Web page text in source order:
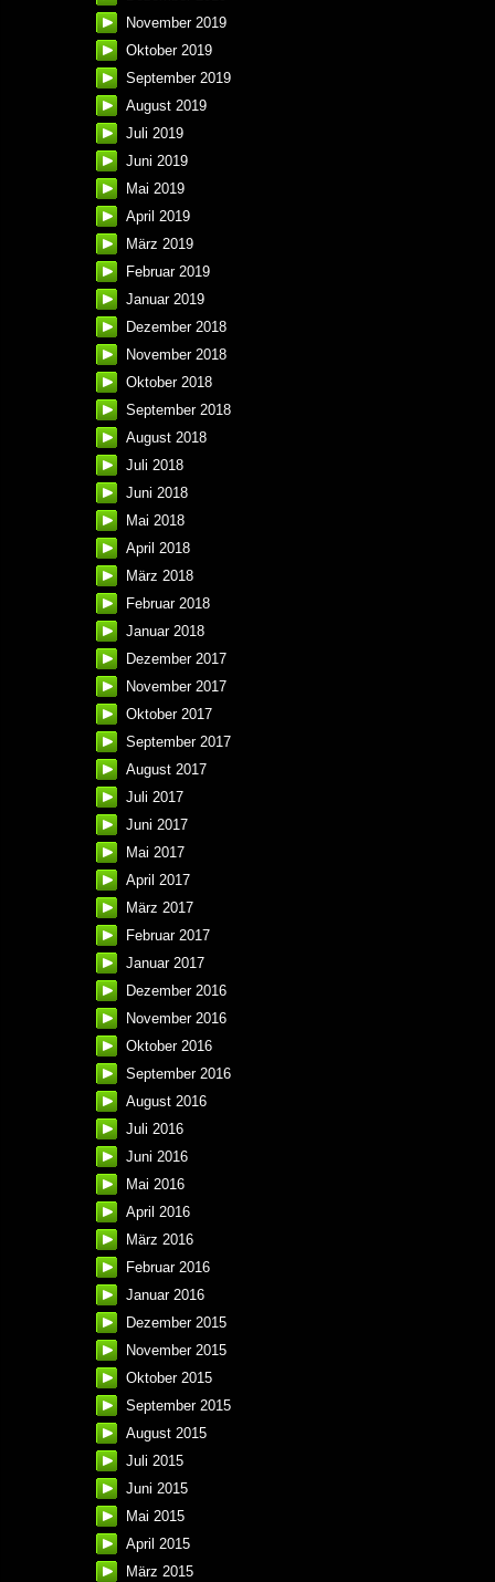
November 2019
Oktober 2019
September 2019
August 2019
Juli 2019
Juni 2019
Mai 2019
April 2019
März 2019
Februar 2019
Januar 2019
Dezember 2018
November 2018
Oktober 2018
September 2018
August 2018
Juli 2018
Juni 2018
Mai 2018
April 2018
März 2018
Februar 2018
Januar 2018
Dezember 2017
November 2017
Oktober 2017
September 2017
August 2017
Juli 2017
Juni 2017
Mai 2017
April 2017
März 2017
Februar 2017
Januar 2017
Dezember 2016
November 2016
Oktober 2016
September 2016
August 2016
Juli 2016
Juni 2016
Mai 2016
April 2016
März 2016
Februar 2016
Januar 2016
Dezember 2015
November 2015
Oktober 2015
September 2015
August 2015
Juli 2015
Juni 2015
Mai 2015
April 2015
März 2015